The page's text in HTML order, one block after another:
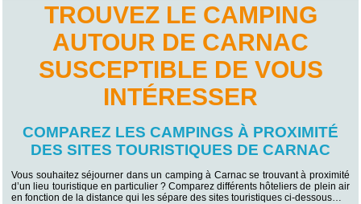
TROUVEZ LE CAMPING
AUTOUR DE CARNAC
SUSCEPTIBLE DE VOUS
INTÉRESSER
COMPAREZ LES CAMPINGS À PROXIMITÉ
DES SITES TOURISTIQUES DE CARNAC
Vous souhaitez séjourner dans un camping à Carnac se trouvant à proximité
d’un lieu touristique en particulier ? Comparez différents hôteliers de plein air
en fonction de la distance qui les sépare des sites touristiques ci-dessous…